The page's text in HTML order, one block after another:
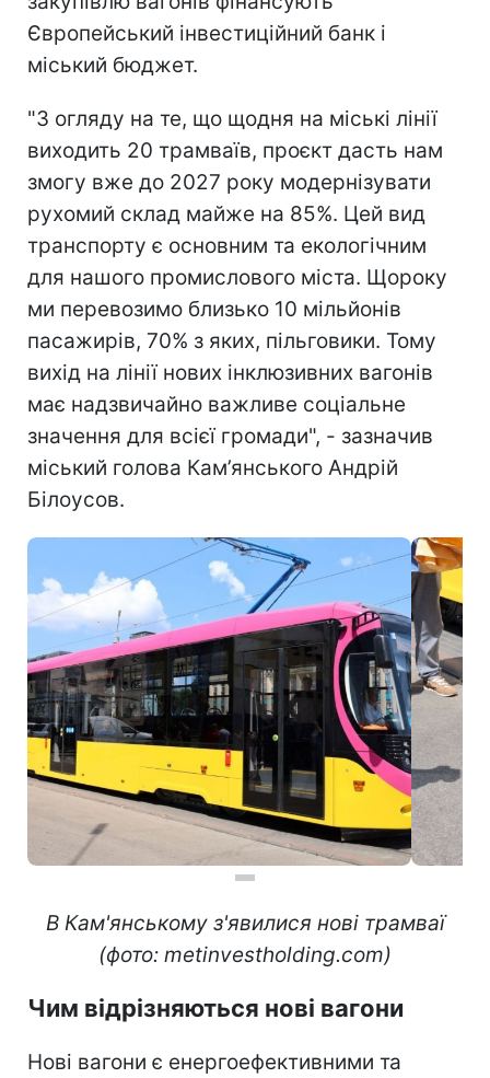
Європейський інвестиційний банк і
міський бюджет.
"З огляду на те, що щодня на міські лінії
виходить 20 трамваїв, проєкт дасть нам
змогу вже до 2027 року модернізувати
рухомий склад майже на 85%. Цей вид
транспорту є основним та екологічним
для нашого промислового міста. Щороку
ми перевозимо близько 10 мільйонів
пасажирів, 70% з яких, пільговики. Тому
вихід на лінії нових інклюзивних вагонів
має надзвичайно важливе соціальне
значення для всієї громади", - зазначив
міський голова Кам’янського Андрій
Білоусов.
В Кам'янському з'явилися нові трамваї
(фото: metinvestholding.com)
Чим відрізняються нові вагони
Нові вагони є енергоефективними та